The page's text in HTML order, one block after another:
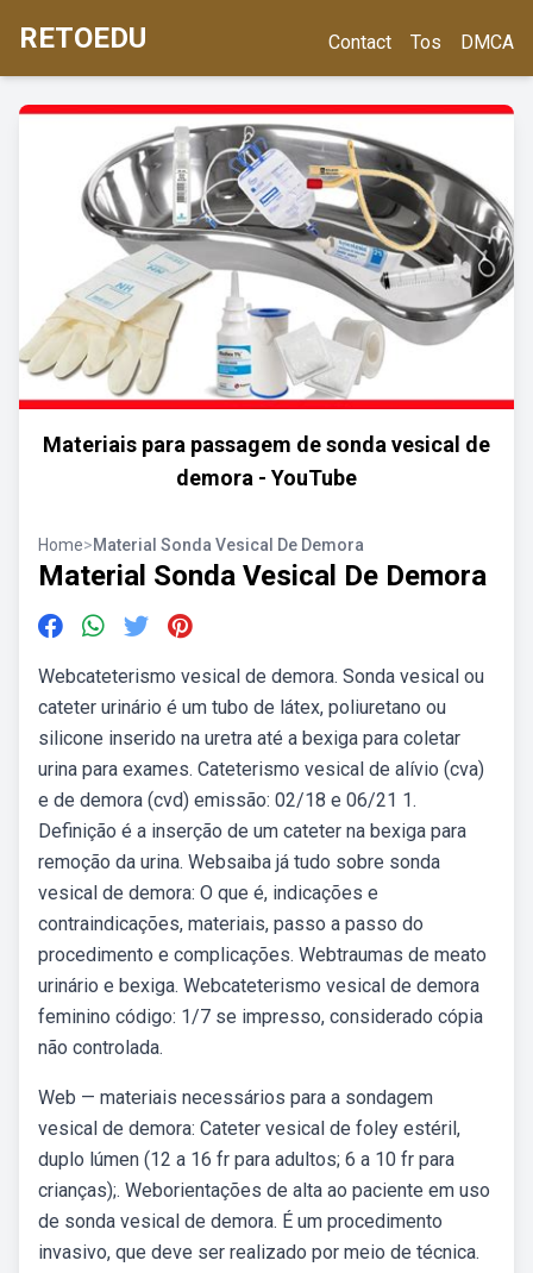
RETOEDU Contact Tos DMCA
Materiais para passagem de sonda vesical de
demora - YouTube
Home>Material Sonda Vesical De Demora
Material Sonda Vesical De Demora
Webcateterismo vesical de demora. Sonda vesical ou
cateter urinário é um tubo de látex, poliuretano ou
silicone inserido na uretra até a bexiga para coletar
urina para exames. Cateterismo vesical de alívio (cva)
e de demora (cvd) emissão: 02/18 e 06/21 1.
Definição é a inserção de um cateter na bexiga para
remoção da urina. Websaiba já tudo sobre sonda
vesical de demora: O que é, indicações e
contraindicações, materiais, passo a passo do
procedimento e complicações. Webtraumas de meato
urinário e bexiga. Webcateterismo vesical de demora
feminino código: 1/7 se impresso, considerado cópia
não controlada.
Web — materiais necessários para a sondagem
vesical de demora: Cateter vesical de foley estéril,
duplo lúmen (12 a 16 fr para adultos; 6 a 10 fr para
crianças);. Weborientações de alta ao paciente em uso
de sonda vesical de demora. É um procedimento
invasivo, que deve ser realizado por meio de técnica.